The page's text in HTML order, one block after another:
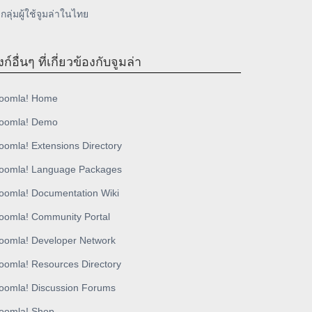
กลุ่มผู้ใช้จูมล่าในไทย
ก์อื่นๆ ที่เกี่ยวข้องกับจูมล่า
Home
Demo
Extensions Directory
Language Packages
Documentation Wiki
Community Portal
Developer Network
Resources Directory
Discussion Forums